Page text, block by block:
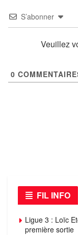
S’abonner
Veuillez
0
FIL INFO
Ligue 3 : Loïc
première sortie